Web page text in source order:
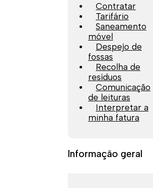
Contratar
Tarifário
Saneamento
móvel
Despejo de
fossas
Recolha de
resíduos
Comunicação
de leituras
Interpretar a
minha fatura
Informação geral